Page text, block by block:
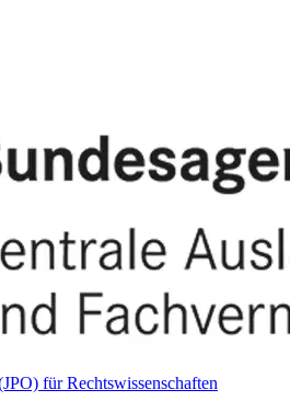
für Rechtswissenschaften